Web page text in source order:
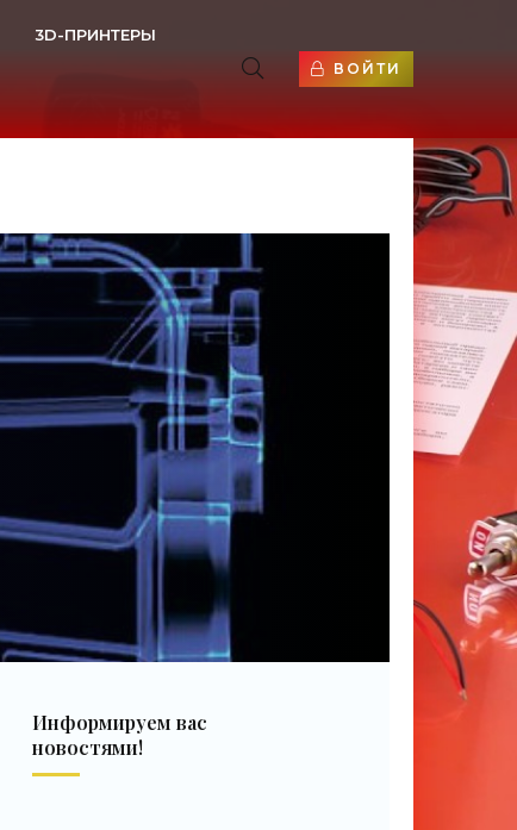
3D-ПРИНТЕРЫ
ВОЙТИ
Информируем вас
новостями!